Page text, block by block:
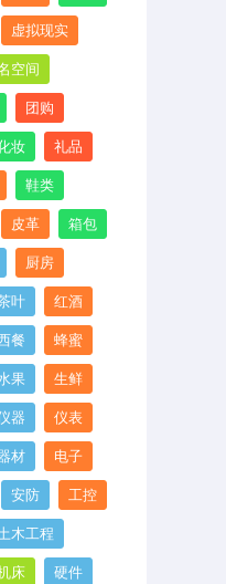
虚拟现实
空间
团购
妆 礼品
鞋类
皮革 箱包
厨房
叶 红酒
餐 蜂蜜
果 生鲜
器 仪表
材 电子
安防 工控
木工程
床 硬件